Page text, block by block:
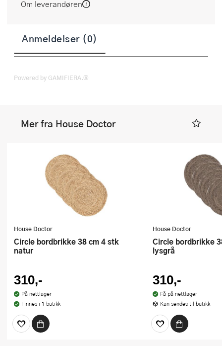
Om leverandøren
Anmeldelser (0)
Powered by GAMIFIERA.®
Mer fra House Doctor
House Doctor
Circle bordbrikke 38 cm 4 stk
natur
310,-
På nettlager
Finnes i 1 butikk
House Doctor
Circle bordbrikke 38 cm 4 stk
lysgrå
310,-
Få på nettlager
Kan sendes til butikk